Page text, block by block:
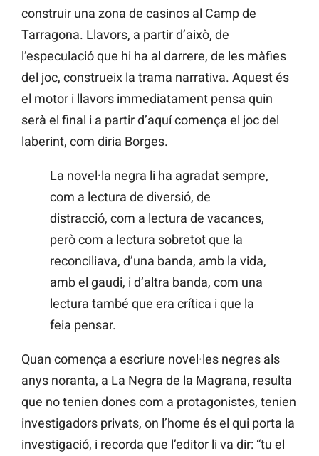
construir una zona de casinos al Camp de
Tarragona. Llavors, a partir d’això, de
l’especulació que hi ha al darrere, de les màfies
del joc, construeix la trama narrativa. Aquest és
el motor i llavors immediatament pensa quin
serà el final i a partir d’aquí comença el joc del
laberint, com diria Borges.
La novel·la negra li ha agradat sempre,
com a lectura de diversió, de
distracció, com a lectura de vacances,
però com a lectura sobretot que la
reconciliava, d’una banda, amb la vida,
amb el gaudi, i d’altra banda, com una
lectura també que era crítica i que la
feia pensar.
Quan comença a escriure novel·les negres als
anys noranta, a La Negra de la Magrana, resulta
que no tenien dones com a protagonistes, tenien
investigadors privats, on l’home és el qui porta la
investigació, i recorda que l’editor li va dir: “tu el